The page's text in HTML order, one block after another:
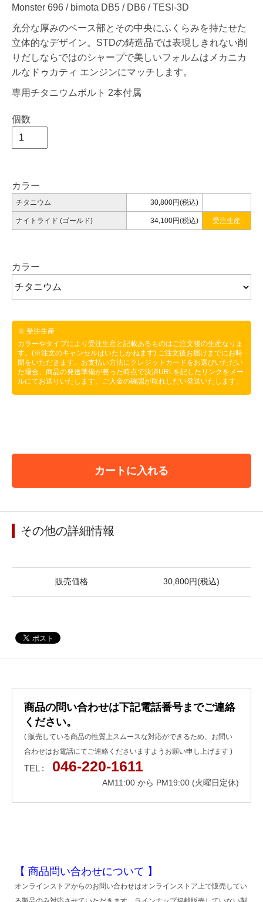
Monster 696 / bimota DB5 / DB6 / TESI-3D
充分な厚みのベース部とその中央にふくらみを持たせた
立体的なデザイン。STDの鋳造品では表現しきれない削
りだしならではのシャープで美しいフォルムはメカニカ
ルなドゥカティ エンジンにマッチします。
専用チタニウムボルト 2本付属
個数
カラー
チタニウム 30,800円(税込)
ナイトライド (ゴールド) 34,100円(税込) 受注生産
カラー
※ 受注生産
カラーやタイプにより受注生産と記載あるものはご注文後の生産なりま
す。(※注文のキャンセルはいたしかねます) ご注文後お届けまでにお時
間をいただきます。お支払い方法にクレジットカードをお選びいただい
た場合、商品の発送準備が整った時点で決済URLを記したリンクをメー
ルにてお送りいたします。ご入金の確認が取れしだい発送いたします。
カートに入れる
その他の詳細情報
販売価格 30,800円(税込)
商品の問い合わせは下記電話番号までご連絡
ください。
( 販売している商品の性質上スムースな対応ができるため、お問い
合わせはお電話にてご連絡くださいますようお願い申し上げます )
TEL : 046-220-1611
AM11:00 から PM19:00 (火曜日定休)
【 商品問い合わせについて 】
オンラインストアからのお問い合わせはオンラインストア上で販売してい